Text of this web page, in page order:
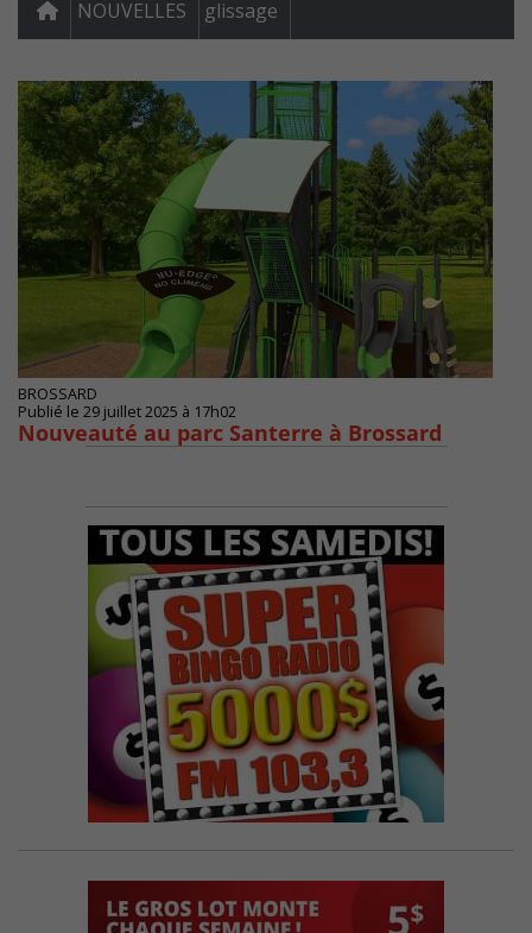
NOUVELLES glissage
BROSSARD
Publié le 29 juillet 2025 à 17h02
Nouveauté au parc Santerre à Brossard